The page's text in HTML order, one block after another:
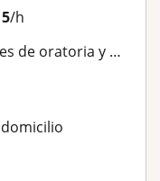
5/h
y comunicación
domicilio